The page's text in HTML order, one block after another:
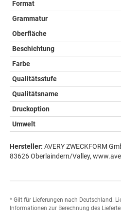
Format
Grammatur
Oberfläche
Beschichtung
Farbe
Qualitätsstufe
Qualitätsname
Druckoption
Umwelt
Hersteller: AVERY ZWECKFORM
83626 Oberlaindern/Valley,
* Gilt für Lieferungen nach Deutschland.
Informationen zur Berechnung des